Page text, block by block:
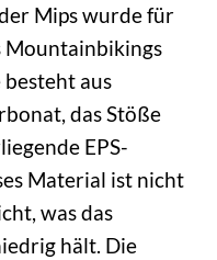
Mips wurde für
Mountainbikings
aus
das Stöße
EPS-
Material ist nicht
was das
hält. Die